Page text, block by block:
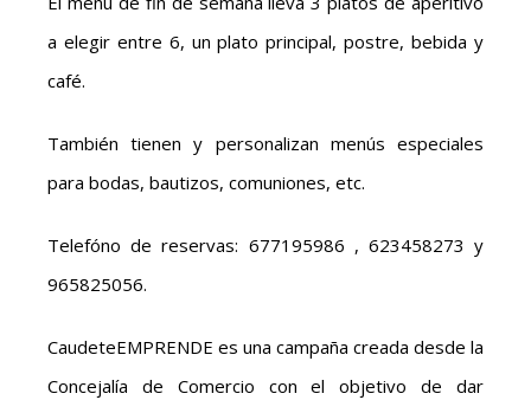
a elegir entre 6, un plato principal, postre, bebida y
café.
También tienen y personalizan menús especiales
para bodas, bautizos, comuniones, etc.
Telefóno de reservas: 677195986 , 623458273 y
965825056.
CaudeteEMPRENDE es una campaña creada desde la
Concejalía de Comercio con el objetivo de dar